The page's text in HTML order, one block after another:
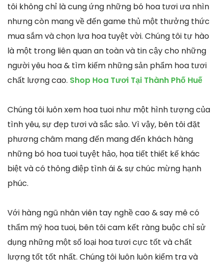
tôi không chỉ là cung ứng những bó hoa tươi ưa nhìn
nhưng còn mang về đến game thủ một thưởng thức
mua sắm và chọn lựa hoa tuyệt vời. Chúng tôi tự hào
là một trong liên quan an toàn và tin cậy cho những
người yêu hoa & tìm kiếm những sản phẩm hoa tươi
chất lượng cao. Shop Hoa Tươi Tại Thành Phố Huế
Chúng tôi luôn xem hoa tuoi như một hình tượng của
tình yêu, sự đẹp tươi và sắc sảo. Vì vậy, bên tôi đặt
phương châm mang đến mang đến khách hàng
những bó hoa tuoi tuyệt hảo, họa tiết thiết kế khác
biệt và có thông điệp tình ái & sự chúc mừng hạnh
phúc.
Với hàng ngũ nhân viên tay nghề cao & say mê có
thẩm mỹ hoa tuoi, bên tôi cam kết ràng buộc chỉ sử
dụng những một số loại hoa tươi cực tốt và chất
lượng tốt tốt nhất. Chúng tôi luôn luôn kiểm tra và